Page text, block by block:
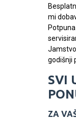
mi
godišnji
SVI
ZA